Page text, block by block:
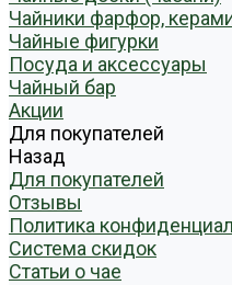
Чайники фарфор,
Чайные фигурки
Посуда и аксессуары
Чайный бар
Акции
Для покупателей
Назад
Для покупателей
Отзывы
Политика
Система скидок
Статьи о чае